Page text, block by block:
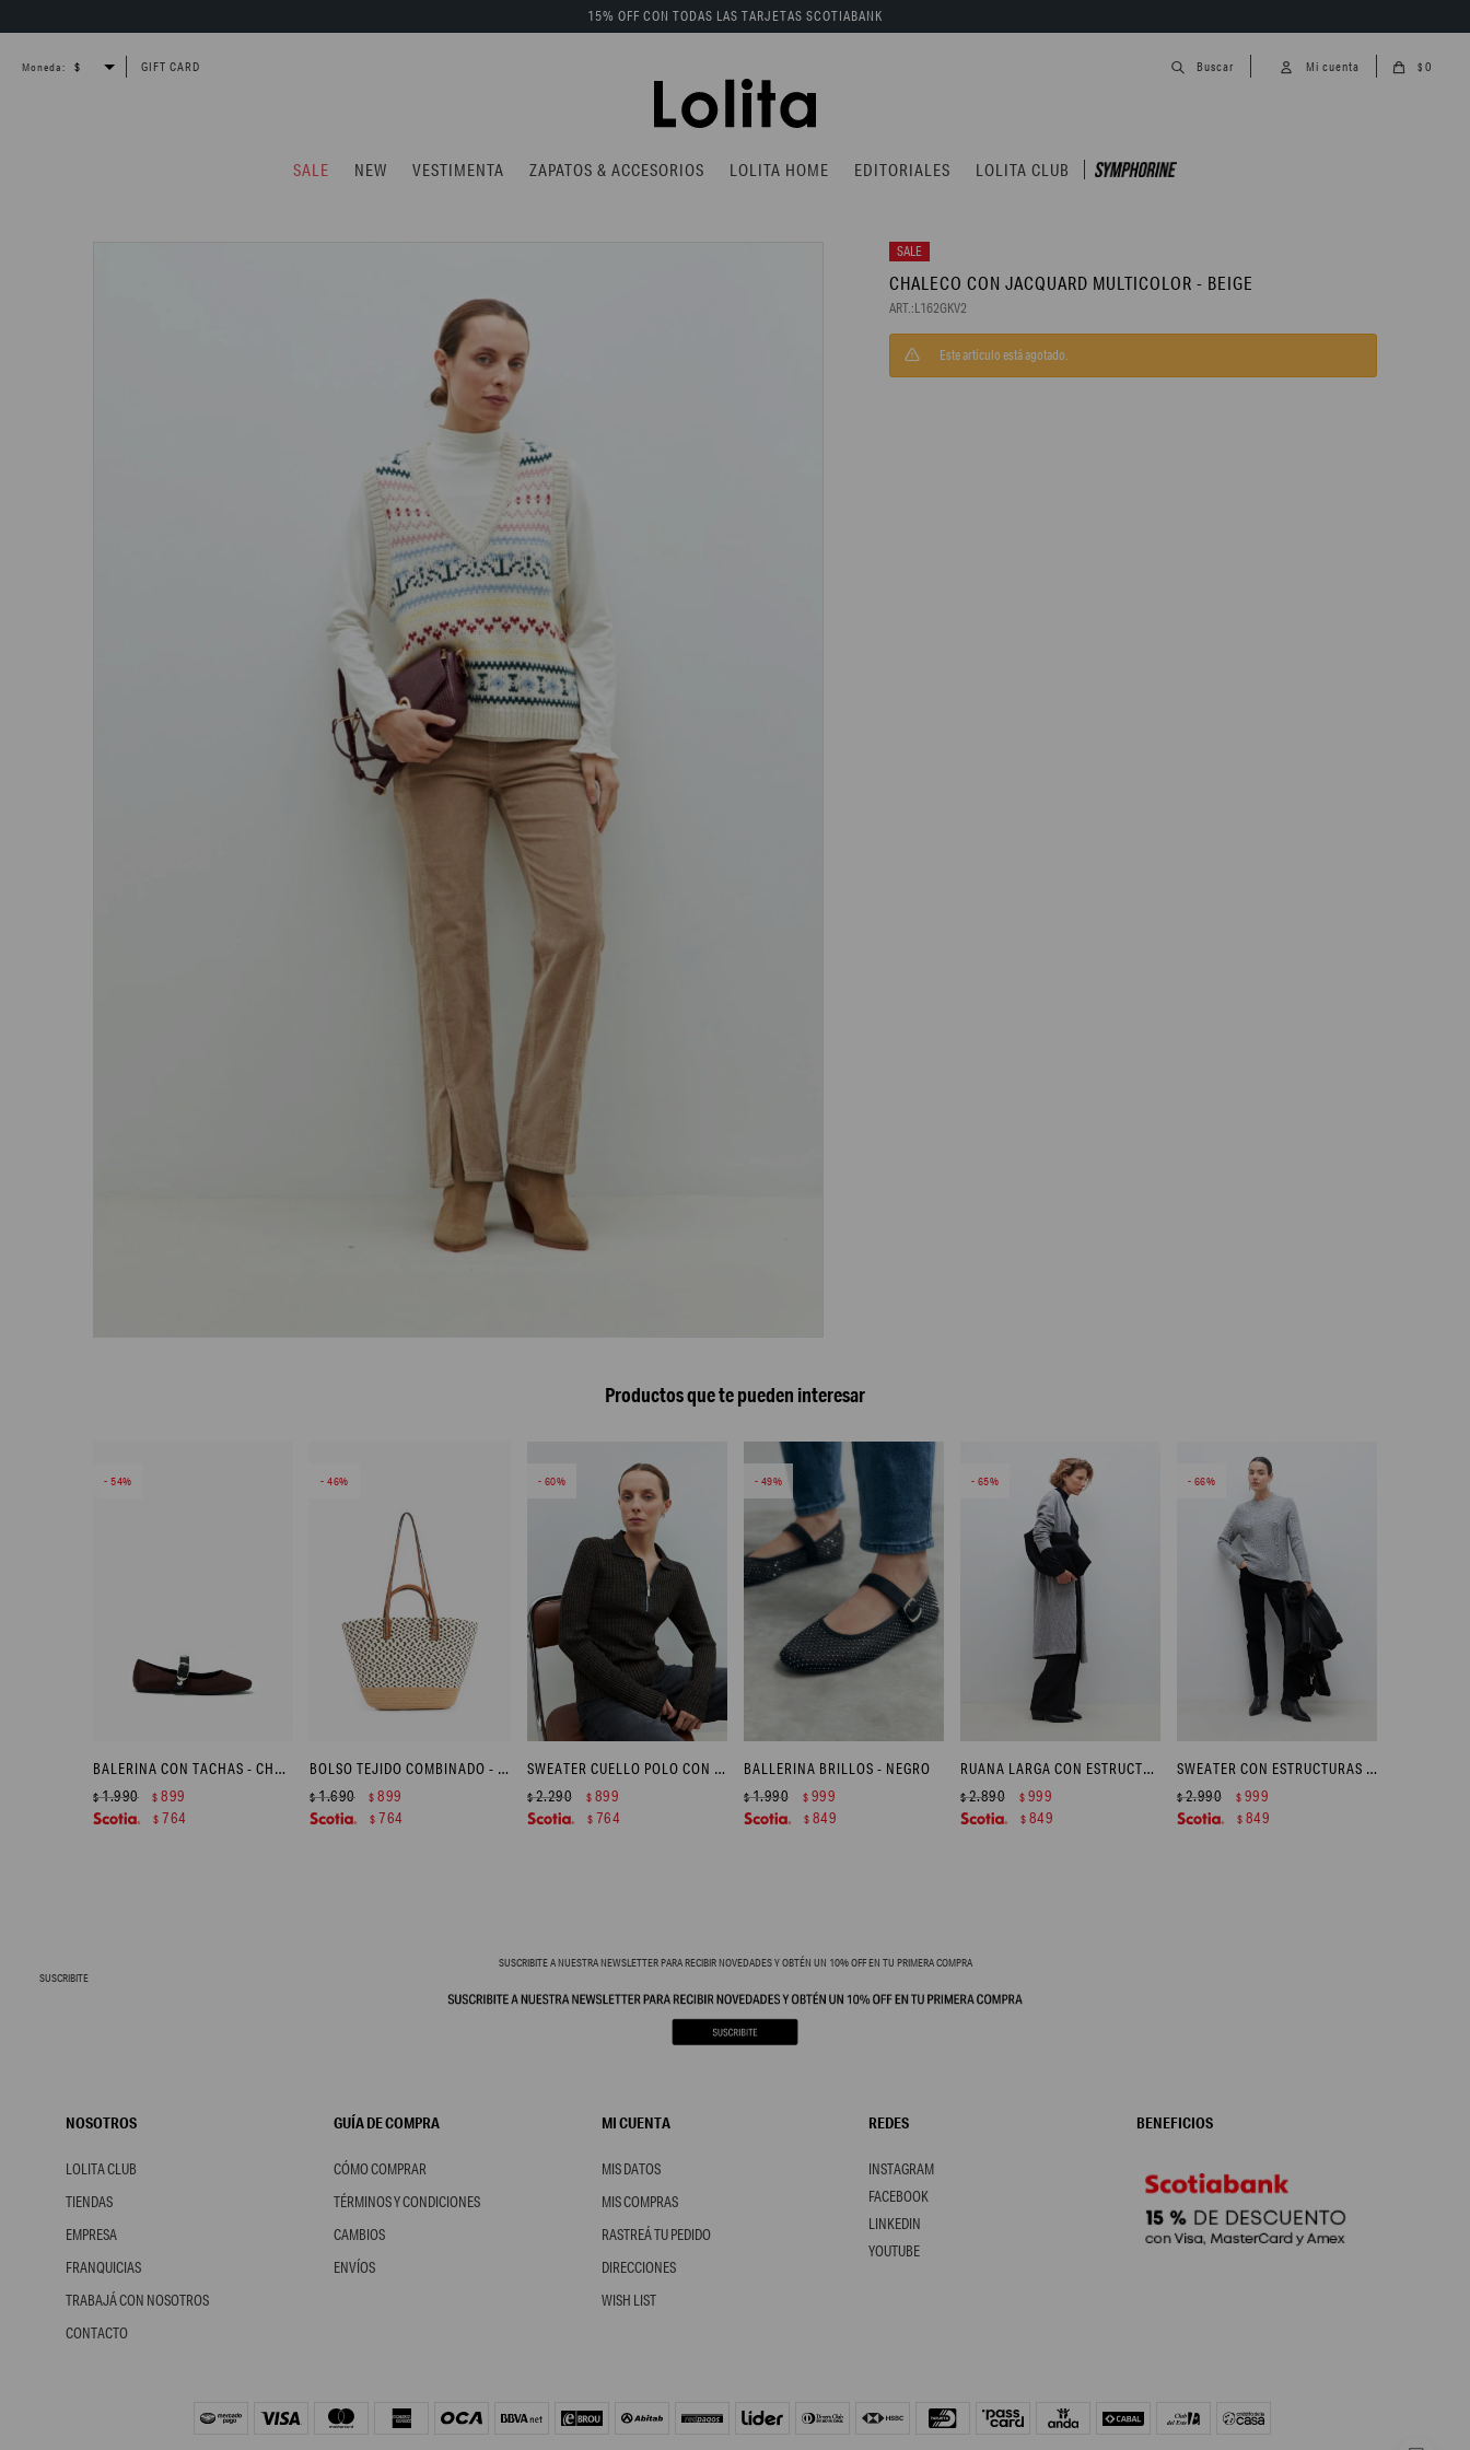
SALE NEW VESTIMENTA ZAPATOS & ACCESORIOS LOLITA HOME EDITORIALES LOLITA CLUB
$ 0
15% OFF CON TODAS LAS TARJETAS SCOTIABANK
Moneda: GIFT CARD
CHALECO CON JACQUARD MULTICOLOR - BEIGE
L162GKV2
Este artículo está agotado.
Productos que te pueden interesar
54
BALERINA CON TACHAS - CHOCOLATE
$1.990 $ 899
$ 764
46
BOLSO TEJIDO COMBINADO - CRUDO
$1.690 $ 899
$ 764
60
SWEATER CUELLO POLO CON CIERRE - VERDE OLIVA
$2.290 $ 899
$ 764
49
BALLERINA BRILLOS - NEGRO
$1.990 $ 999
$ 849
65
RUANA LARGA CON ESTRUCTURA ZIG-ZAG - GRIS MELANGE
$2.890 $ 999
$ 849
66
SWEATER CON ESTRUCTURAS Y PERLAS - GRIS MELANGE
$2.990 $ 999
$ 849
SUSCRIBITE A NUESTRA NEWSLETTER PARA RECIBIR NOVEDADES Y OBTÉN UN 10% OFF EN TU PRIMERA COMPRA
SUSCRIBITE
NOSOTROS
LOLITA CLUB
TIENDAS
EMPRESA
FRANQUICIAS
TRABAJÁ CON NOSOTROS
CONTACTO
GUÍA DE COMPRA
CÓMO COMPRAR
TÉRMINOS Y CONDICIONES
CAMBIOS
ENVÍOS
MI CUENTA
MIS DATOS
MIS COMPRAS
RASTREÁ TU PEDIDO
DIRECCIONES
WISH LIST
REDES
FACEBOOK
YOUTUBE
INSTAGRAM
LINKEDIN
BENEFICIOS